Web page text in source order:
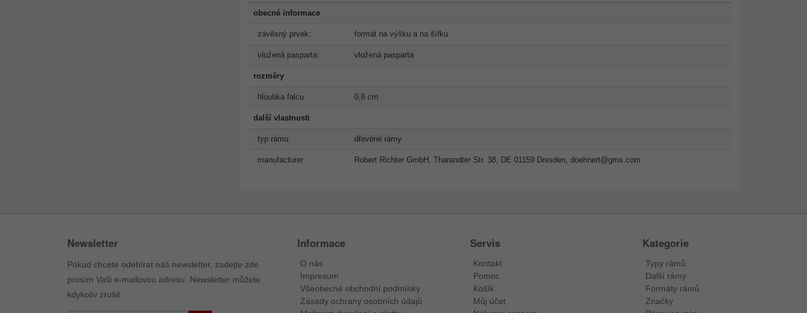
obecné informace
závěsný prvek: formát na výšku a na šířku
vložená pasparta: vložená pasparta
rozměry
hloubka falcu: 0,8 cm
další vlastnosti
typ rámu: dřevěné rámy
manufacturer: Robert Richter GmbH, Tharandter Str. 38, DE 01159 Dresden, doehnert@gmx.com
Newsletter
Pokud chcete odebírat náš newsletter, zadejte zde
prosím Vaši e-mailovou adresu. Newsletter můžete
kdykoliv zrušit.
Informace
O nás
Impresum
Všeobecné obchodní podmínky
Zásady ochrany osobních údajů
Servis
Kontakt
Pomoc
Košík
Můj účet
Kategorie
Typy rámů
Další rámy
Formáty rámů
Značky